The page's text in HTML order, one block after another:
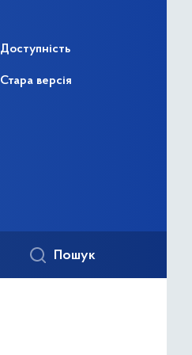
Доступність
Стара версія
Пошук